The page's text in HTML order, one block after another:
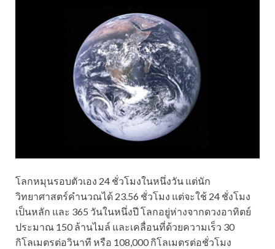
โลกหมุนรอบตัวเอง 24 ชั่วโมงในหนึ่งวัน แต่นัก
วิทยาศาสตร์คำนวณได้ 23.56 ชั่วโมง แต่จะใช้ 24 ชั่งโมง
เป็นหลัก และ 365 วันในหนึ่งปี โลกอยู่ห่างจากดวงอาทิตย์
ประมาณ 150 ล้านไมล์ และเคลื่อนที่ด้วยความเร็ว 30
กิโลเมตรต่อวินาที หรือ 108,000 กิโลเมตรต่อชั่วโมง